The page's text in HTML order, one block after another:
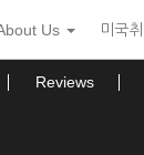
Us 미국
Reviews